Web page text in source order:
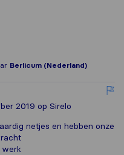
Berlicum (Nederland)
2019 op Sirelo
netjes en hebben onze